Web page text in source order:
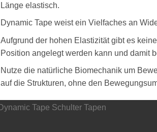
Länge elastisch.
Dynamic Tape weist ein Vielfaches an
Aufgrund der hohen Elastizität gibt es
Position angelegt werden kann und damit
Nutze die natürliche Biomechanik um
auf die Strukturen, ohne den